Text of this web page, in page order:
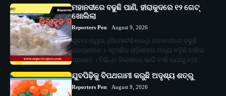
ମହାନଦୀରେ ବଢୁଛି ପାଣି, ହୀରାକୁଦରେ ୧୨ ଗେଟ୍
ଖୋଲିଲା
Reporters Pen August 9, 2026
ଭୁବନେଶ୍ୱର, (ରିପୋର୍ଟର୍ସ ପେନ୍‌): ମହାନଦୀରେ ବଢୁଛି
ଜଳପ୍ରବାହ । ଏଥିସହିତ ଓଡ଼ିଶାରେ ମଧ୍ୟ ବଢ଼ିଛି ବର୍ଷାର
ପ୍ରଭାବ । ବିଭିନ୍ନ ଜିଲ୍ଲାରେ ଭାରି ବର୍ଷା ଯୋଗୁ ନଦୀ…
ଯୁବପିଢ଼ିକୁ ବିପଥଗାମୀ କରୁଛି ଅଦୃଶ୍ୟ ଶତ୍ରୁ
Reporters Pen August 9, 2026